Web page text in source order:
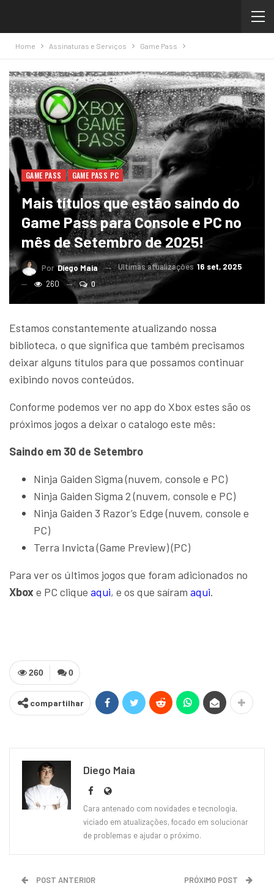
Home Assinaturas e Serviços Game Pass
GAME PASS GAME PASS PC
Mais títulos que estão saindo do
Game Pass para Console e PC no
mês de Setembro de 2025!
PorDiego Maia Ultimas atualizações 16 set, 2025
260
0
Estamos constantemente atualizando nossa
biblioteca, o que significa que também precisamos
deixar alguns títulos para que possamos continuar
exibindo novos conteúdos.
Conforme podemos ver no app do Xbox estes são os
próximos jogos a deixar o catalogo este mês:
Saindo em 30 de Setembro
Ninja Gaiden Sigma (nuvem, console e PC)
Ninja Gaiden Sigma 2 (nuvem, console e PC)
Ninja Gaiden 3 Razor’s Edge (nuvem, console e
PC)
Terra Invicta (Game Preview) (PC)
Para ver os últimos jogos que foram adicionados no
Xbox e PC clique aqui, e os que saíram aqui.
0
260
compartilhar
Diego Maia
Cara antenado com novidades e tecnologia,
viciado em atualizações, focado em solucionar
de problemas e ajudar o próximo.
POST ANTERIOR PRÓXIMO POST